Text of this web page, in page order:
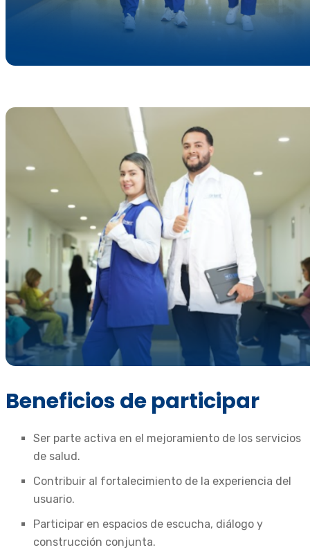
Beneficios de participar
Ser parte activa en el mejoramiento de los servicios
de salud.
Contribuir al fortalecimiento de la experiencia del
usuario.
Participar en espacios de escucha, diálogo y
construcción conjunta.